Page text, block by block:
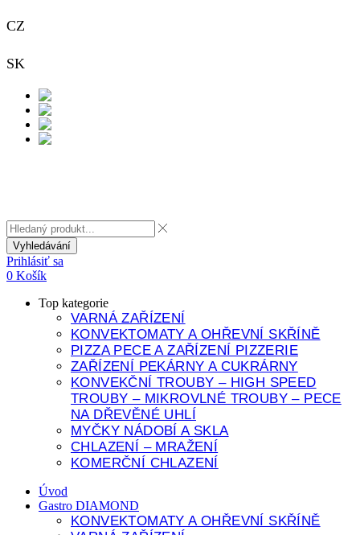
CZ
SK
Vyhledávání
Prihlásiť sa
0 Košík
Top kategorie
VARNÁ ZAŘÍZENÍ
KONVEKTOMATY A OHŘEVNÍ SKŘÍNĚ
PIZZA PECE A ZAŘÍZENÍ PIZZERIE
ZAŘÍZENÍ PEKÁRNY A CUKRÁRNY
KONVEKČNÍ TROUBY – HIGH SPEED
TROUBY – MIKROVLNÉ TROUBY – PECE
NA DŘEVĚNÉ UHLÍ
MYČKY NÁDOBÍ A SKLA
CHLAZENÍ – MRAŽENÍ
KOMERČNÍ CHLAZENÍ
Úvod
Gastro DIAMOND
KONVEKTOMATY A OHŘEVNÍ SKŘÍNĚ